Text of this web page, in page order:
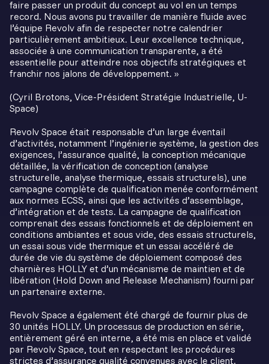
faire passer un produit du concept au vol en un temps
record. Nous avons pu travailler de manière fluide avec
l’équipe Revolv afin de respecter notre calendrier
particulièrement ambitieux. Leur excellence technique,
associée à une communication transparente, a été
essentielle pour atteindre nos objectifs stratégiques et
franchir nos jalons de développement. »
(Cyril Brotons, Vice-Président Stratégie Industrielle, U-
Space)
Revolv Space était responsable d’un large éventail
d’activités, notamment l’ingénierie système, la gestion des
exigences, l’assurance qualité, la conception mécanique
détaillée, la vérification de conception (analyse
structurelle, analyse thermique, essais structurels), une
campagne complète de qualification menée conformément
aux normes ECSS, ainsi que les activités d’assemblage,
d’intégration et de tests. La campagne de qualification
comprenait des essais fonctionnels et de déploiement en
conditions ambiantes et sous vide, des essais structurels,
un essai sous vide thermique et un essai accéléré de
durée de vie du système de déploiement composé des
charnières HOLLY et d’un mécanisme de maintien et de
libération (Hold Down and Release Mechanism) fourni par
un partenaire externe.
Revolv Space a également été chargé de fournir plus de
30 unités HOLLY. Un processus de production en série,
entièrement géré en interne, a été mis en place et validé
par Revolv Space, tout en respectant les procédures
strictes d’assurance qualité convenues avec le client.